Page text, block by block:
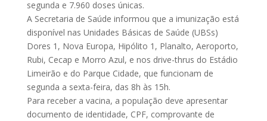
segunda e 7.960 doses únicas.
A Secretaria de Saúde informou que a imunização está
disponível nas Unidades Básicas de Saúde (UBSs)
Dores 1, Nova Europa, Hipólito 1, Planalto, Aeroporto,
Rubi, Cecap e Morro Azul, e nos drive-thrus do Estádio
Limeirão e do Parque Cidade, que funcionam de
segunda a sexta-feira, das 8h às 15h.
Para receber a vacina, a população deve apresentar
documento de identidade, CPF, comprovante de